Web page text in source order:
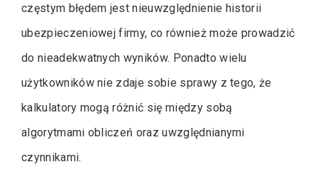
częstym błędem jest nieuwzględnienie historii
ubezpieczeniowej firmy, co również może prowadzić
do nieadekwatnych wyników. Ponadto wielu
użytkowników nie zdaje sobie sprawy z tego, że
kalkulatory mogą różnić się między sobą
algorytmami obliczeń oraz uwzględnianymi
czynnikami.